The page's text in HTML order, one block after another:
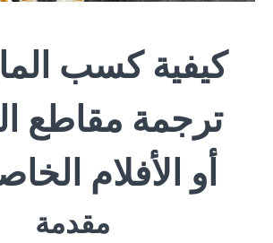
كيفية كسب
ترجمة مقاطع
أو الأفلام
مقدمة